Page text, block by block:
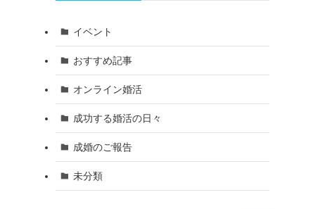
イベント
おすすめ記事
オンライン婚活
成功する婚活の日々
成婚のご報告
未分類